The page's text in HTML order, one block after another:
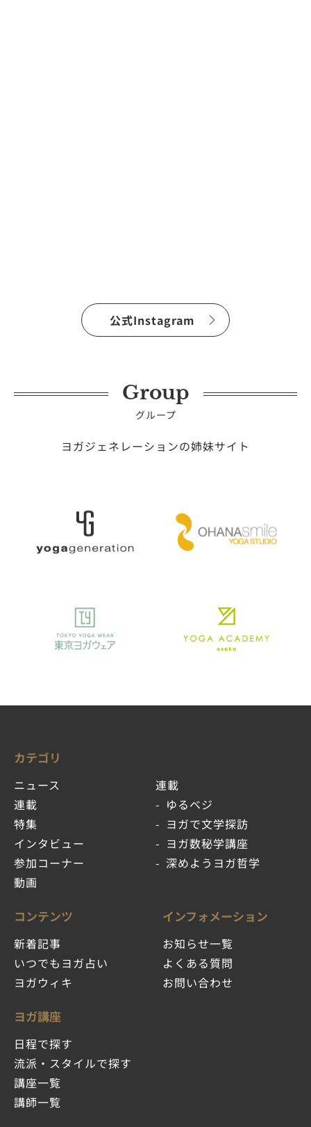
公式Instagram
Group
グループ
ヨガジェネレーションの姉妹サイト
カテゴリ
ニュース
連載
特集
インタビュー
参加コーナー
動画
連載
ゆるベジ
ヨガで文学探訪
ヨガ数秘学講座
深めようヨガ哲学
コンテンツ
新着記事
いつでもヨガ占い
ヨガウィキ
ヨガ講座
日程で探す
流派・スタイルで探す
講座一覧
講師一覧
インフォメーション
お知らせ一覧
よくある質問
お問い合わせ